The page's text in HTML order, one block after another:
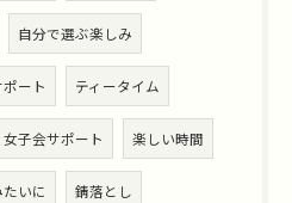
自分で選ぶ楽しみ
ート ティータイム
女子会サポート 楽しい時間
いに 錆落とし